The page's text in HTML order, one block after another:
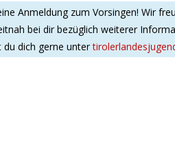
Anmeldung zum Vorsingen! Wir
bei dir bezüglich weiterer
du dich gerne unter